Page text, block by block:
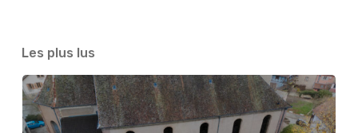
Les plus lus